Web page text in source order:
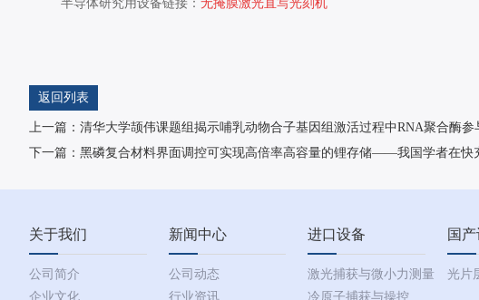
半导体研究用设备链接： 无掩膜激光直写光刻机
返回列表
上一篇：清华大学颉伟课题组揭示哺乳动物合子基因组激活过程中RNA聚合酶参
下一篇：黑磷复合材料界面调控可实现高倍率高容量的锂存储——我国学者在快
关于我们
公司简介
企业文化
新闻中心
公司动态
行业资讯
进口设备
激光捕获与微小力测量
冷原子捕获与操控
国
光片